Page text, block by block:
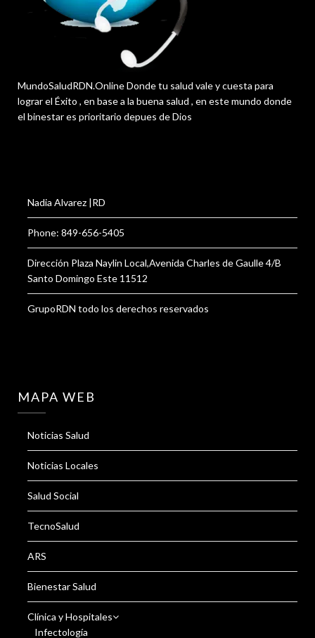
MundoSaludRDN.Online Donde tu salud vale y cuesta para
lograr el Éxito , en base a la buena salud , en este mundo donde
el binestar es prioritario depues de Dios
Nadia Alvarez |RD
Phone: 849-656-5405
Dirección Plaza Naylin Local,Avenida Charles de Gaulle 4/B
Santo Domingo Este 11512
GrupoRDN todo los derechos reservados
MAPA WEB
Noticias Salud
Noticias Locales
Salud Social
TecnoSalud
ARS
Bienestar Salud
Clínica y Hospitales
Infectología